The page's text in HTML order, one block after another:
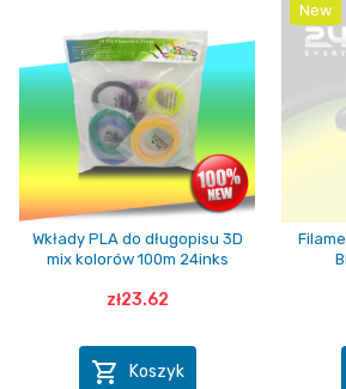
Wkłady PLA do długopisu 3D
mix kolorów 100m 24inks
zł23.62
 Koszyk
New